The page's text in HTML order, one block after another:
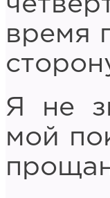
время
Я не
мой